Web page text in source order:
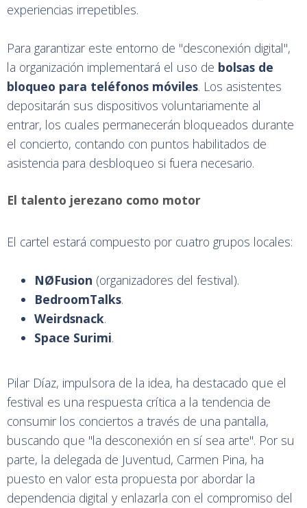
experiencias irrepetibles.
Para garantizar este entorno de "desconexión digital",
la organización implementará el uso de bolsas de
bloqueo para teléfonos móviles. Los asistentes
depositarán sus dispositivos voluntariamente al
entrar, los cuales permanecerán bloqueados durante
el concierto, contando con puntos habilitados de
asistencia para desbloqueo si fuera necesario.
El talento jerezano como motor
El cartel estará compuesto por cuatro grupos locales:
NØFusion (organizadores del festival).
BedroomTalks.
Weirdsnack.
Space Surimi.
Pilar Díaz, impulsora de la idea, ha destacado que el
festival es una respuesta crítica a la tendencia de
consumir los conciertos a través de una pantalla,
buscando que "la desconexión en sí sea arte". Por su
parte, la delegada de Juventud, Carmen Pina, ha
puesto en valor esta propuesta por abordar la
dependencia digital y enlazarla con el compromiso del